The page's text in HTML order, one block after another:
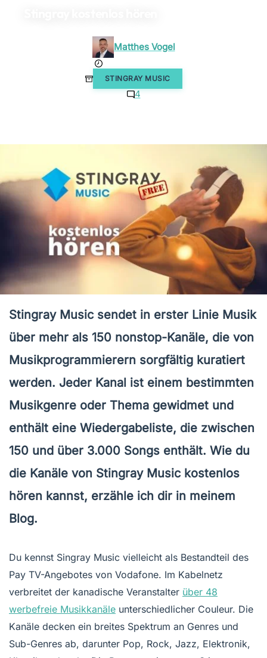
Matthes Vogel
20. August 2023
STINGRAY MUSIC
4
Stingray Music sendet in erster Linie Musik
über mehr als 150 nonstop-Kanäle, die von
Musikprogrammierern sorgfältig kuratiert
werden. Jeder Kanal ist einem bestimmten
Musikgenre oder Thema gewidmet und
enthält eine Wiedergabeliste, die zwischen
150 und über 3.000 Songs enthält. Wie du
die Kanäle von Stingray Music kostenlos
hören kannst, erzähle ich dir in meinem
Blog.
Du kennst Singray Music vielleicht als Bestandteil des
Pay TV-Angebotes von Vodafone. Im Kabelnetz
verbreitet der kanadische Veranstalter über 48
werbefreie Musikkanäle unterschiedlicher Couleur. Die
Kanäle decken ein breites Spektrum an Genres und
Sub-Genres ab, darunter Pop, Rock, Jazz, Elektronik,